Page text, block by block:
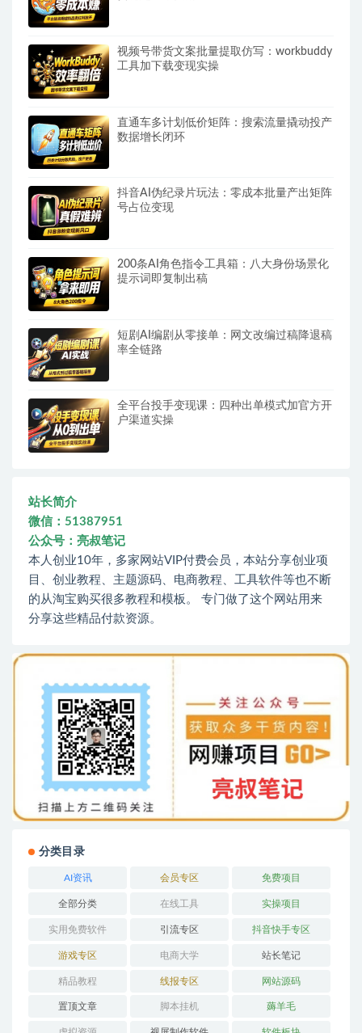
视频号带货文案批量提取仿写：workbuddy
工具加下载变现实操
直通车多计划低价矩阵：搜索流量撬动投产
数据增长闭环
抖音AI伪纪录片玩法：零成本批量产出矩阵
号占位变现
200条AI角色指令工具箱：八大身份场景化
提示词即复制出稿
短剧AI编剧从零接单：网文改编过稿降退稿
率全链路
全平台投手变现课：四种出单模式加官方开
户渠道实操
站长简介
微信：51387951
公众号：亮叔笔记
本人创业10年，多家网站VIP付费会员，本站分享创业项
目、创业教程、主题源码、电商教程、工具软件等也不断
的从淘宝购买很多教程和模板。 专门做了这个网站用来
分享这些精品付款资源。
分类目录
AI资讯 会员专区 免费项目
全部分类 在线工具 实操项目
实用免费软件 引流专区 抖音快手专区
游戏专区 电商大学 站长笔记
精品教程 线报专区 网站源码
置顶文章 脚本挂机 薅羊毛